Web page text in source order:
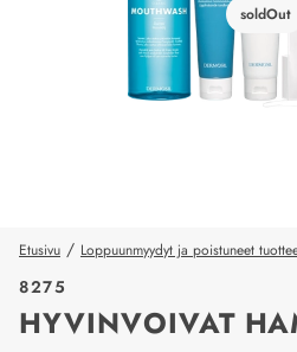
soldOut
Etusivu / Loppuunmyydyt ja poistuneet
8275
HYVINVOIVAT